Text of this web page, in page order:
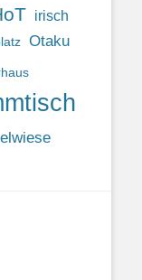
irisch
Otaku